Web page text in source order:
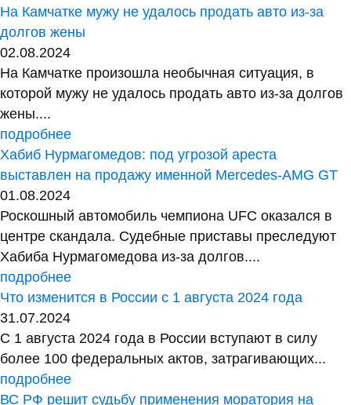
На Камчатке мужу не удалось продать авто из-за
долгов жены
02.08.2024
На Камчатке произошла необычная ситуация, в
которой мужу не удалось продать авто из-за долгов
жены....
подробнее
Хабиб Нурмагомедов: под угрозой ареста
выставлен на продажу именной Mercedes-AMG GT
01.08.2024
Роскошный автомобиль чемпиона UFC оказался в
центре скандала. Судебные приставы преследуют
Хабиба Нурмагомедова из-за долгов....
подробнее
Что изменится в России с 1 августа 2024 года
31.07.2024
С 1 августа 2024 года в России вступают в силу
более 100 федеральных актов, затрагивающих...
подробнее
ВС РФ решит судьбу применения моратория на